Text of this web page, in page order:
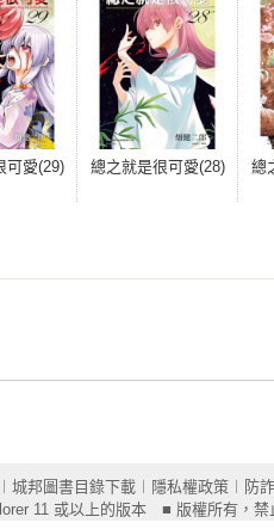
可愛(29) 總之就是很可愛(28) 總
城邦圖書目錄下載︱ 隱私權政策︱ 防
11 或以上的版本 ■ 版權所有，